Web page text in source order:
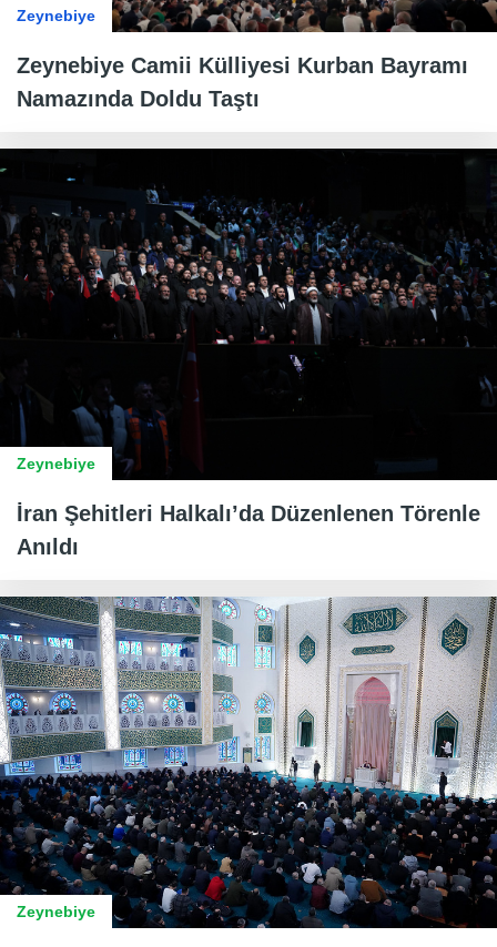
Zeynebiye
Zeynebiye Camii Külliyesi Kurban Bayramı
Namazında Doldu Taştı
Zeynebiye
İran Şehitleri Halkalı’da Düzenlenen Törenle
Anıldı
Zeynebiye